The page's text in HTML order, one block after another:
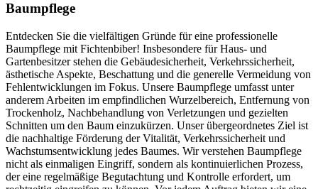
Baumpflege
Entdecken Sie die vielfältigen Gründe für eine professionelle
Baumpflege mit Fichtenbiber! Insbesondere für Haus- und
Gartenbesitzer stehen die Gebäudesicherheit, Verkehrssicherheit,
ästhetische Aspekte, Beschattung und die generelle Vermeidung von
Fehlentwicklungen im Fokus. Unsere Baumpflege umfasst unter
anderem Arbeiten im empfindlichen Wurzelbereich, Entfernung von
Trockenholz, Nachbehandlung von Verletzungen und gezielten
Schnitten um den Baum einzukürzen. Unser übergeordnetes Ziel ist
die nachhaltige Förderung der Vitalität, Verkehrssicherheit und
Wachstumsentwicklung jedes Baumes. Wir verstehen Baumpflege
nicht als einmaligen Eingriff, sondern als kontinuierlichen Prozess,
der eine regelmäßige Begutachtung und Kontrolle erfordert, um